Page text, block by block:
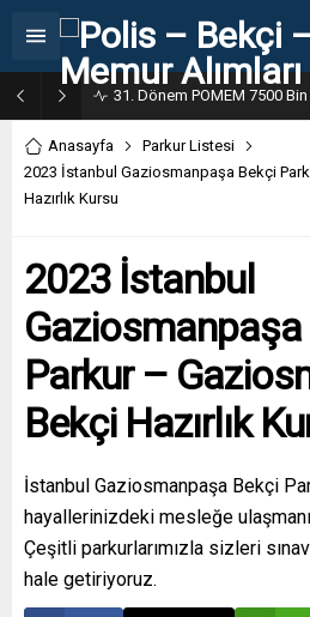
Anasayfa
Parkur Listesi
2023 İstanbul Gaziosmanpaşa Bekçi
Hazırlık Kursu
2023 İstanbul
Parkur –
Bekçi Hazırlık
İstanbul Gaziosmanpaşa Bekçi
hayallerinizdeki mesleğe
Çeşitli parkurlarımızla sizleri
hale getiriyoruz.